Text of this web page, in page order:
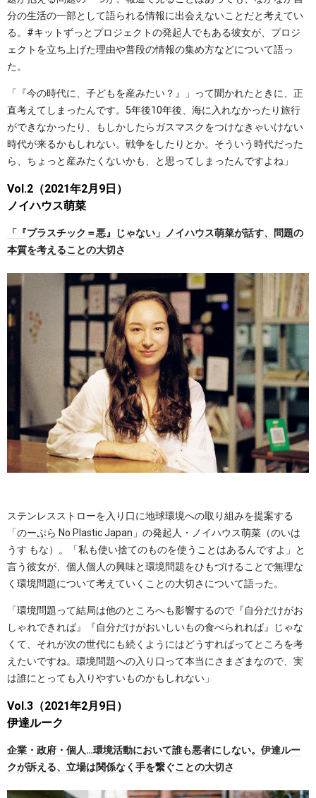
分の生活の一部として語られる情報に出会えないことだと考えてい
る。#キットずっとプロジェクトの発起人でもある彼女が、プロジ
ェクトを立ち上げた理由や普段の情報の集め方などについて語っ
た。
「『今の時代に、子どもを産みたい？』」って聞かれたときに、正
直考えてしまったんです。5年後10年後、海に入れなかったり旅行
ができなかったり、もしかしたらガスマスクをつけなきゃいけない
時代が来るかもしれない。戦争をしたりとか。そういう時代だった
ら、ちょっと産みたくないかも、と思ってしまったんですよね」
Vol.2（2021年2月9日）
ノイハウス萌菜
「『プラスチック＝悪』じゃない」ノイハウス萌菜が話す、問題の
本質を考えることの大切さ
ステンレスストローを入り口に地球環境への取り組みを提案する
「のーぷら No Plastic Japan 」の発起人・ノイハウス萌菜（のいは
うす もな）。「私も使い捨てのものを使うことはあるんですよ」と
言う彼女が、個人個人の興味と環境問題をひもづけることで無理な
く環境問題について考えていくことの大切さについて語った。
「環境問題って結局は他のところへも影響するので『自分だけがお
しゃれできれば』『自分だけがおいしいもの食べられれば』じゃな
くて、それが次の世代にも続くようにはどうすればってところを考
えたいですね。環境問題への入り口って本当にさまざまなので、実
は誰にとっても入りやすいものかもしれない」
Vol.3（2021年2月9日）
伊達ルーク
企業・政府・個人…環境活動において誰も悪者にしない。伊達ルー
クが訴える、立場は関係なく手を繋ぐことの大切さ